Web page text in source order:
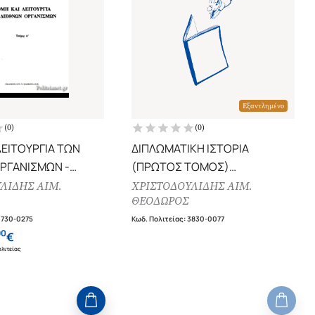
(0)
ΤΩΝ
-
ΑΙΜ.
0275
€
Εξαντλημένο
(0)
ΔΙΠΛΩΜΑΤΙΚΗ ΙΣΤΟΡΙΑ
(ΠΡΩΤΟΣ ΤΟΜΟΣ)
ΑΠΟ ΤΗ ΒΕΣΤΦΑΛΙΑ ΣΤΗ
ΒΙΕΝΝΗ 1648-1815
ΧΡΙΣΤΟΔΟΥΛΙΔΗΣ ΑΙΜ.
ΘΕΟΔΩΡΟΣ
Κωδ. Πολιτείας:3830-0077